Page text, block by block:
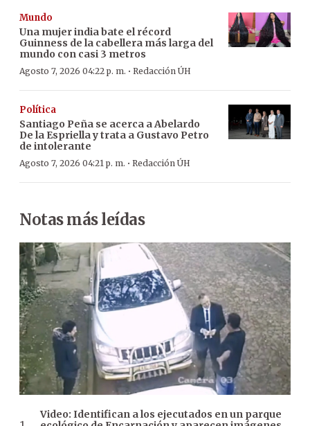
Mundo
Una mujer india bate el récord
Guinness de la cabellera más larga del
mundo con casi 3 metros
Agosto 7, 2026 04:22 p. m. · Redacción ÚH
Política
Santiago Peña se acerca a Abelardo
De la Espriella y trata a Gustavo Petro
de intolerante
Agosto 7, 2026 04:21 p. m. · Redacción ÚH
Notas más leídas
Video: Identifican a los ejecutados en un parque